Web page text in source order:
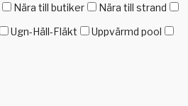
Nära till butiker
Nära till strand
Ugn-Häll-Fläkt
Uppvärmd pool